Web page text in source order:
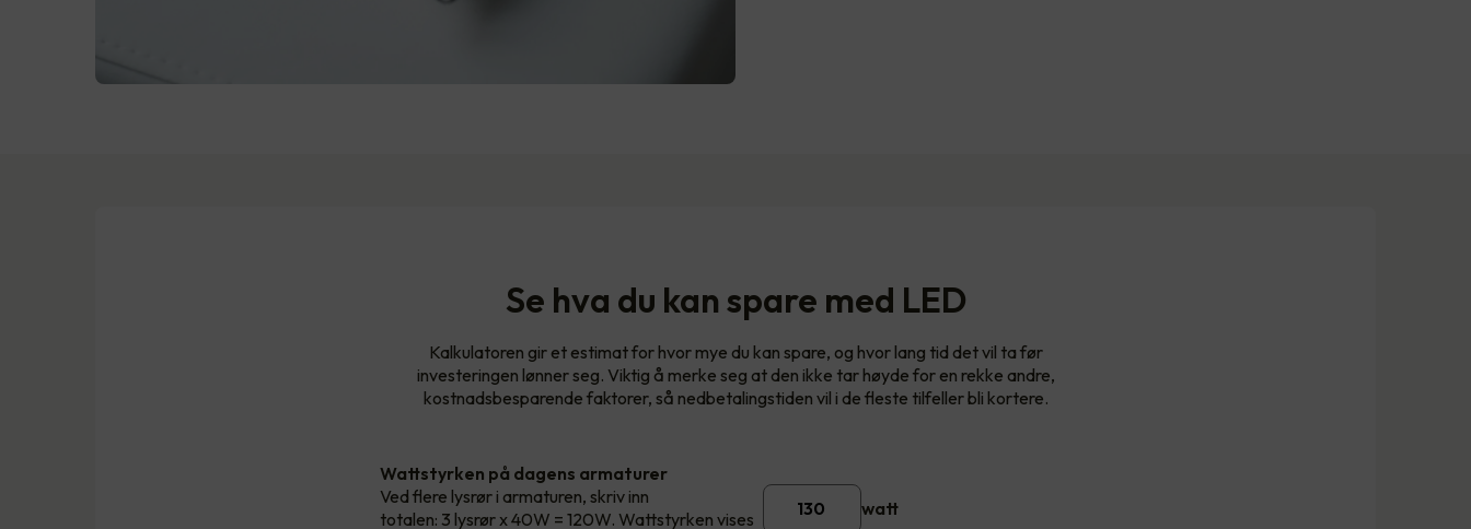
Se hva du kan spare med LED
Kalkulatoren gir et estimat for hvor mye du kan spare, og hvor lang tid det vil ta før
investeringen lønner seg. Viktig å merke seg at den ikke tar høyde for en rekke andre,
kostnadsbesparende faktorer, så nedbetalingstiden vil i de fleste tilfeller bli kortere.
Wattstyrken på dagens armaturer
Ved flere lysrør i armaturen, skriv inn
totalen: 3 lysrør x 40W = 120W. Wattstyrken vises
watt